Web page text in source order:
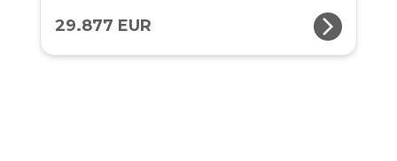
29.877 EUR arrow_forward_ios